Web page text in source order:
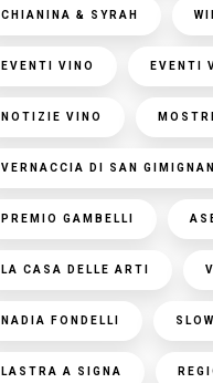
CHIANINA & SYRAH
EVENTI VINO EVENTI
NOTIZIE VINO
VERNACCIA DI SAN
PREMIO GAMBELLI
LA CASA DELLE ARTI
NADIA FONDELLI
LASTRA A SIGNA